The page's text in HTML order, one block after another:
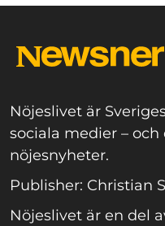
Nöjeslivet är
sociala medier –
nöjesnyheter.
Publisher: Christian
Nöjeslivet är en del